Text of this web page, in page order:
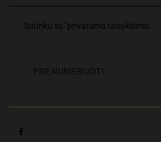
Sutinku su "privatumo taisyklėmis